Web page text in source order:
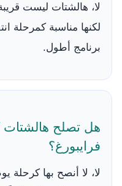
لا، هالشتات ليست
لكنها مناسبة كمرحلة
برنامج أطول.
هل تصلح هالشتات
فرايبورغ؟
لا، لا أنصح بها كرحلة